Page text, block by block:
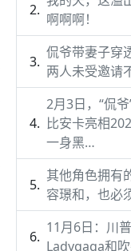
啊啊啊！
侃爷带妻子穿
两人未受邀请
2月3日，“侃
比安卡亮相
一身黑…
其他角色拥有
容璟和，也必
11月6日：川
Ladygaga和吹